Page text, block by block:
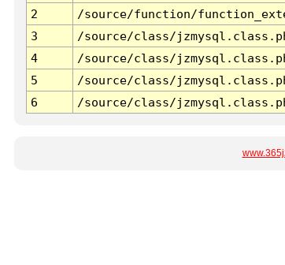
2
/source/function/
3
/source/class/
4
/source/class/
5
/source/class/
6
/source/class/